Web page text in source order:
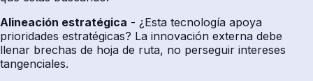
Alineación estratégica - ¿Esta tecnología apoya
prioridades estratégicas? La innovación externa debe
llenar brechas de hoja de ruta, no perseguir intereses
tangenciales.